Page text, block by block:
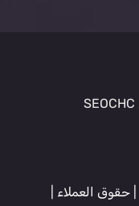
حقوق العملاء